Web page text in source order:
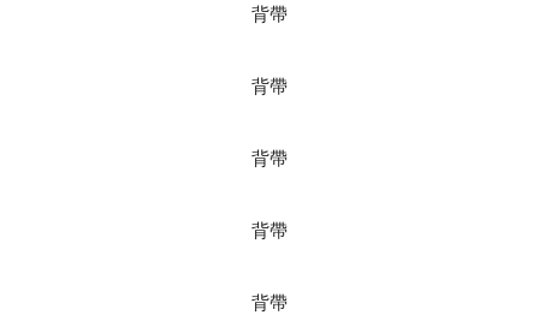
背帶
背帶
背帶
背帶
背帶